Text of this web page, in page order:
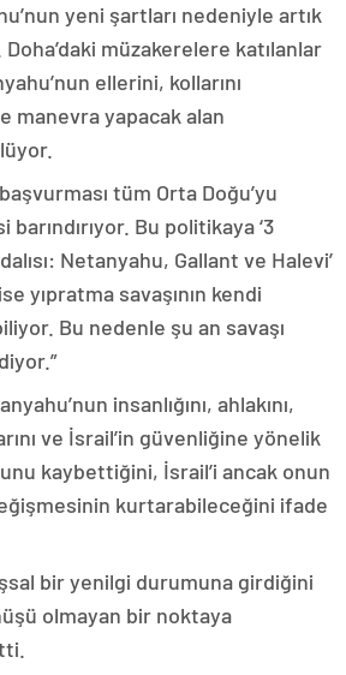
yeni şartları nedeniyle artık
müzakerelere katılanlar
ellerini, kollarını
manevra yapacak alan
tüm Orta Doğu’yu
Bu politikaya ‘3
Netanyahu, Gallant ve Halevi’
yıpratma savaşının kendi
Bu nedenle şu an savaşı
insanlığını, ahlakını,
ve İsrail’in güvenliğine yönelik
kaybettiğini, İsrail’i ancak onun
kurtarabileceğini ifade
bir yenilgi durumuna girdiğini
olmayan bir noktaya